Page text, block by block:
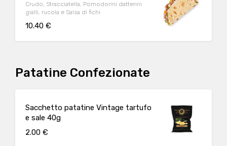
Crudo, Stracciatella, Pomodorini datterini
gialli, rucola e Salsa di fichi
10.40 €
Patatine Confezionate
Sacchetto patatine Vintage tartufo
e sale 40g
2.00 €